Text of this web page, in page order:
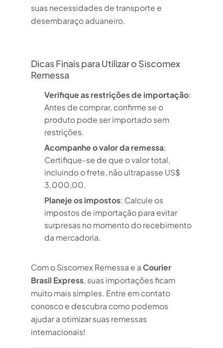
suas necessidades de transporte e
desembaraço aduaneiro.
Dicas Finais para Utilizar o Siscomex
Remessa
Verifique as restrições de importação:
Antes de comprar, confirme se o
produto pode ser importado sem
restrições.
Acompanhe o valor da remessa:
Certifique-se de que o valor total,
incluindo o frete, não ultrapasse US$
3.000,00.
Planeje os impostos: Calcule os
impostos de importação para evitar
surpresas no momento do recebimento
da mercadoria.
Com o Siscomex Remessa e aCourier
Brasil Express , suas importações ficam
muito mais simples. Entre em contato
conosco e descubra como podemos
ajudar a otimizar suas remessas
internacionais!